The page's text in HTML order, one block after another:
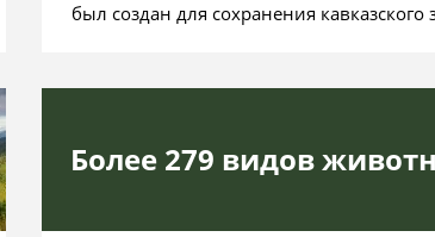
был создан для сохранения кавказского
Более 279 видов